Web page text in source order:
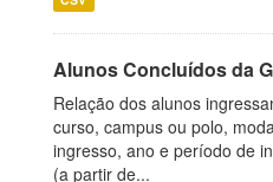
Alunos Concluídos da
Relação dos alunos
curso, campus ou polo,
ingresso, ano e período de
(a partir de...